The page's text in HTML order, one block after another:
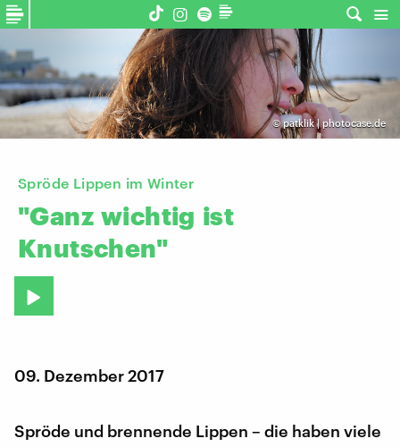
©patklik | photocase.de
Spröde Lippen im Winter
"Ganz wichtig ist
Knutschen"
09. Dezember 2017
Spröde und brennende Lippen – die haben viele